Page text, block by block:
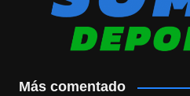
Más comentado